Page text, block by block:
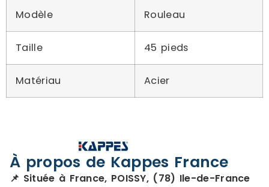
Modèle Rouleau
Taille 45 pieds
Matériau Acier
À propos de Kappes France
📌 Située à France, POISSY, (78) Ile-de-France